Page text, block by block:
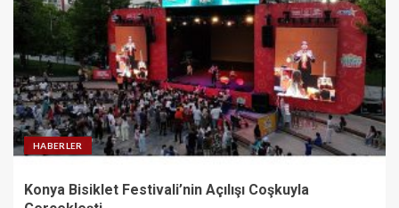
HABERLER
Konya Bisiklet Festivali’nin Açılışı Coşkuyla